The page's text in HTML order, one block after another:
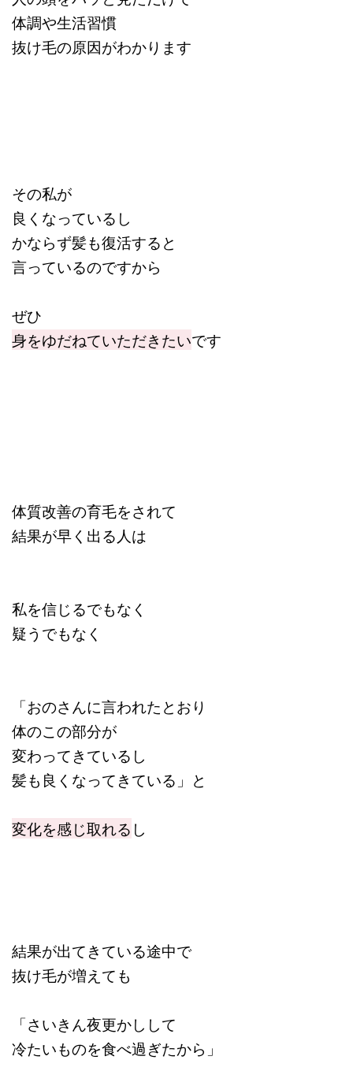
体調や生活習慣
抜け毛の原因がわかります
その私が
良くなっているし
かならず髪も復活すると
言っているのですから
ぜひ
身をゆだねていただきたいです
体質改善の育毛をされて
結果が早く出る人は
私を信じるでもなく
疑うでもなく
「おのさんに言われたとおり
体のこの部分が
変わってきているし
髪も良くなってきている」と
変化を感じ取れる し
結果が出てきている途中で
抜け毛が増えても
「さいきん夜更かしして
冷たいものを食べ過ぎたから」